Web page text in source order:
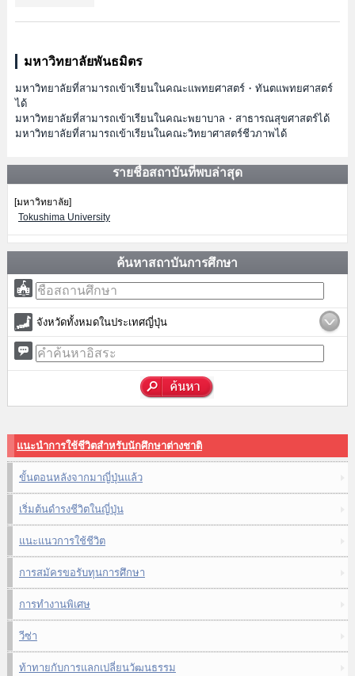
มหาวิทยาลัยพันธมิตร
มหาวิทยาลัยที่สามารถเข้าเรียนในคณะแพทยศาสตร์・ทันตแพทยศาสตร์
ได้
มหาวิทยาลัยที่สามารถเข้าเรียนในคณะพยาบาล・สาธารณสุขศาสตร์ได้
มหาวิทยาลัยที่สามารถเข้าเรียนในคณะวิทยาศาสตร์ชีวภาพได้
รายชื่อสถาบันที่พบล่าสุด
[มหาวิทยาลัย]
Tokushima University
ค้นหาสถาบันการศึกษา
จังหวัดทั้งหมดในประเทศญี่ปุ่น
แนะนำการใช้ชีวิตสำหรับนักศึกษาต่างชาติ
ขั้นตอนหลังจากมาญี่ปุ่นแล้ว
เริ่มต้นดำรงชีวิตในญี่ปุ่น
แนะแนวการใช้ชีวิต
การสมัครขอรับทุนการศึกษา
การทำงานพิเศษ
วีซ่า
ท้าทายกับการแลกเปลี่ยนวัฒนธรรม